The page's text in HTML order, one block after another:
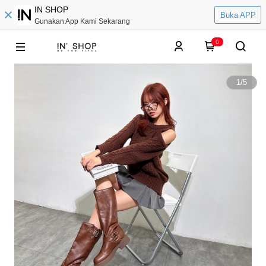
IN SHOP
Gunakan App Kami Sekarang
Buka APP
0
1/5